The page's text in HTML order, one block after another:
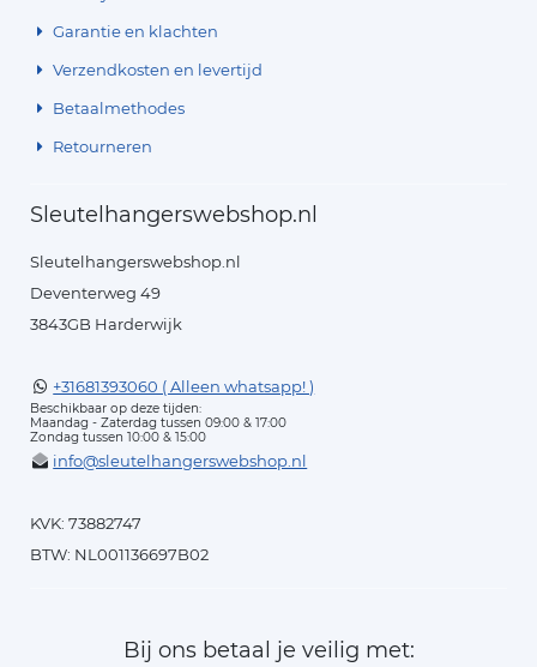
Garantie en klachten
Verzendkosten en levertijd
Betaalmethodes
Retourneren
Sleutelhangerswebshop.nl
Sleutelhangerswebshop.nl
Deventerweg 49
3843GB Harderwijk
+31681393060 ( Alleen whatsapp! )
Beschikbaar op deze tijden:
Maandag - Zaterdag tussen 09:00 & 17:00
Zondag tussen 10:00 & 15:00
info@sleutelhangerswebshop.nl
KVK: 73882747
BTW: NL001136697B02
Bij ons betaal je veilig met: